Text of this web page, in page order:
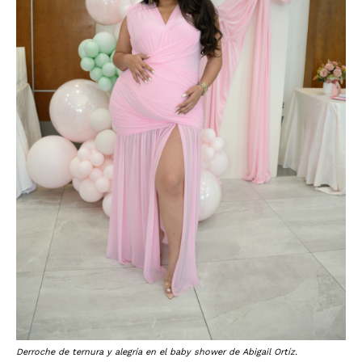
Derroche de ternura y alegría en el baby shower de Abigail Ortíz.